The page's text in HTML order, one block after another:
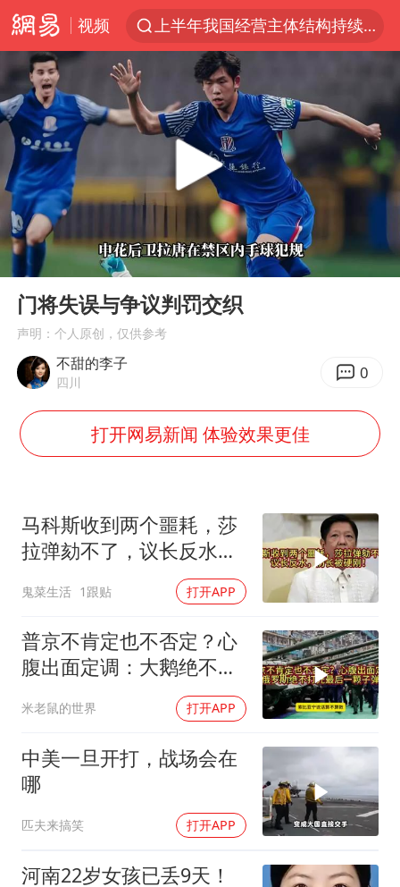
视频
上半年我国经营主体结构持续优化
王传君 《披荆斩棘》
白海豚预计将在浙江苍南到三门一带登陆
今日15时起福州地铁高架区段停运
国足U17与阿森纳决赛取消 并列冠军
上门女婿出轨女邻居多年被判重婚罪
2025年小学教师减少13.19万
王艺迪无缘横滨赛决赛
泰国：高度重视中国游客旅游体验
《龙餐馆》 冲奖
笔试第一被劝弃考涉事副校长被撤职
白海豚5次眼壁置换
构建更高水平的全民健身公共服务体系
Play
00:00 00:50
门将失误与争议判罚交织
声明：个人原创，仅供参考
不甜的李子
四川 0
打开网易新闻 体验效果更佳
马科斯收到两个噩耗，莎
拉弹劾不了，议长反水，
鬼菜生活 1跟贴 打开APP
普京不肯定也不否定？心
腹出面定调：大鹅绝不打
米老鼠的世界 打开APP
中美一旦开打，战场会在
哪
匹夫来搞笑 打开APP
河南22岁女孩已丢9天！